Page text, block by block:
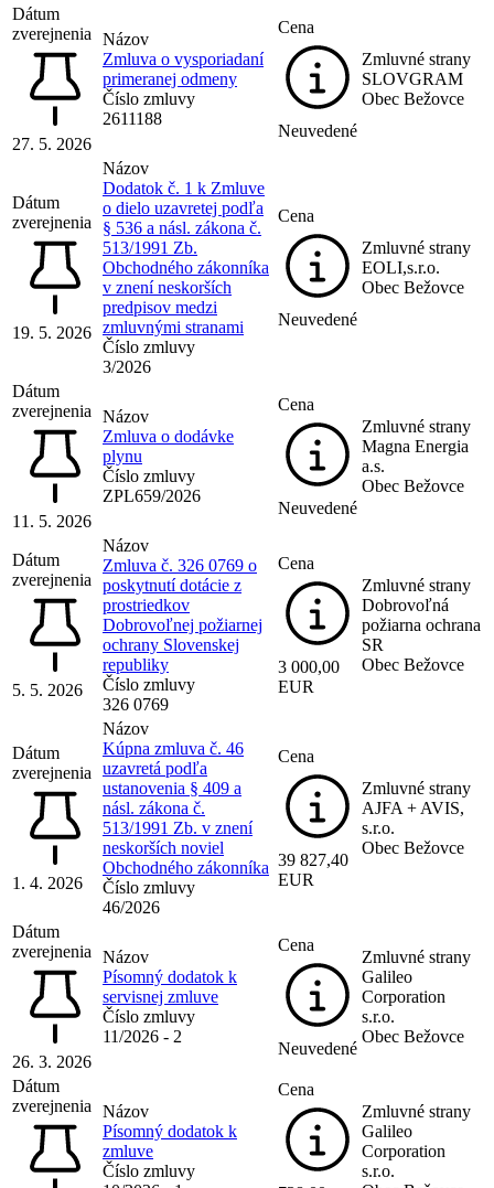
Dátum
zverejnenia
27. 5. 2026
Názov
Zmluva o vysporiadaní
primeranej odmeny
Číslo zmluvy
2611188
Cena
Neuvedené
Zmluvné strany
SLOVGRAM
Obec Bežovce
Dátum
zverejnenia
19. 5. 2026
Názov
Dodatok č. 1 k Zmluve
o dielo uzavretej podľa
§ 536 a násl. zákona č.
513/1991 Zb.
Obchodného zákonníka
v znení neskorších
predpisov medzi
zmluvnými stranami
Číslo zmluvy
3/2026
Cena
Neuvedené
Zmluvné strany
EOLI,s.r.o.
Obec Bežovce
Dátum
zverejnenia
11. 5. 2026
Názov
Zmluva o dodávke
plynu
Číslo zmluvy
ZPL659/2026
Cena
Neuvedené
Zmluvné strany
Magna Energia
a.s.
Obec Bežovce
Dátum
zverejnenia
5. 5. 2026
Názov
Zmluva č. 326 0769 o
poskytnutí dotácie z
prostriedkov
Dobrovoľnej požiarnej
ochrany Slovenskej
republiky
Číslo zmluvy
326 0769
Cena
3 000,00
EUR
Zmluvné strany
Dobrovoľná
požiarna ochrana
SR
Obec Bežovce
Dátum
zverejnenia
1. 4. 2026
Názov
Kúpna zmluva č. 46
uzavretá podľa
ustanovenia § 409 a
násl. zákona č.
513/1991 Zb. v znení
neskorších noviel
Obchodného zákonníka
Číslo zmluvy
46/2026
Cena
39 827,40
EUR
Zmluvné strany
AJFA + AVIS,
s.r.o.
Obec Bežovce
Dátum
zverejnenia
26. 3. 2026
Názov
Písomný dodatok k
servisnej zmluve
Číslo zmluvy
11/2026 - 2
Cena
Neuvedené
Zmluvné strany
Galileo
Corporation
s.r.o.
Obec Bežovce
Dátum
zverejnenia
Názov
Písomný dodatok k
zmluve
Číslo zmluvy
Cena
Zmluvné strany
Galileo
Corporation
s.r.o.